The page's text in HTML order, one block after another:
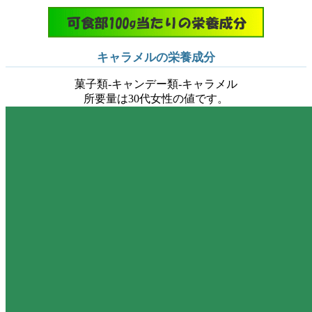
キャラメルの栄養成分
菓子類-キャンデー類-キャラメル
所要量は30代女性の値です。